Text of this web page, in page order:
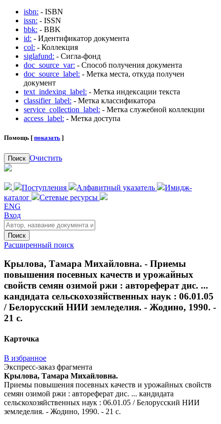
isbn: - ISBN
issn: - ISSN
bbk: - BBK
id: - Идентификатор документа
col: - Коллекция
siglafund: - Сигла-фонд
doc_source_var: - Способ получения документа
doc_source_label: - Метка места, откуда получен
документ
text_indexing_label: - Метка индексации текста
classifier_label: - Метка классификатора
service_collection_label: - Метка служебной коллекции
access_label: - Метка доступа
Помощь [ показать ]
Поиск Очистить
Поступления Алфавитный указатель
Имидж-
каталог
Сетевые ресурсы
ENG
Вход
Поиск
Расширенный поиск
Крылова, Тамара Михайловна. - Приемы
повышения посевных качеств и урожайных
свойств семян озимой ржи : автореферат дис. ...
кандидата сельскохозяйственных наук : 06.01.05
/ Белорусский НИИ земледелия. - Жодино, 1990. -
21 с.
Карточка
В избранное
Экспресс-заказ фрагмента
Крылова, Тамара Михайловна.
Приемы повышения посевных качеств и урожайных свойств
семян озимой ржи : автореферат дис. ... кандидата
сельскохозяйственных наук : 06.01.05 / Белорусский НИИ
земледелия. - Жодино, 1990. - 21 с.